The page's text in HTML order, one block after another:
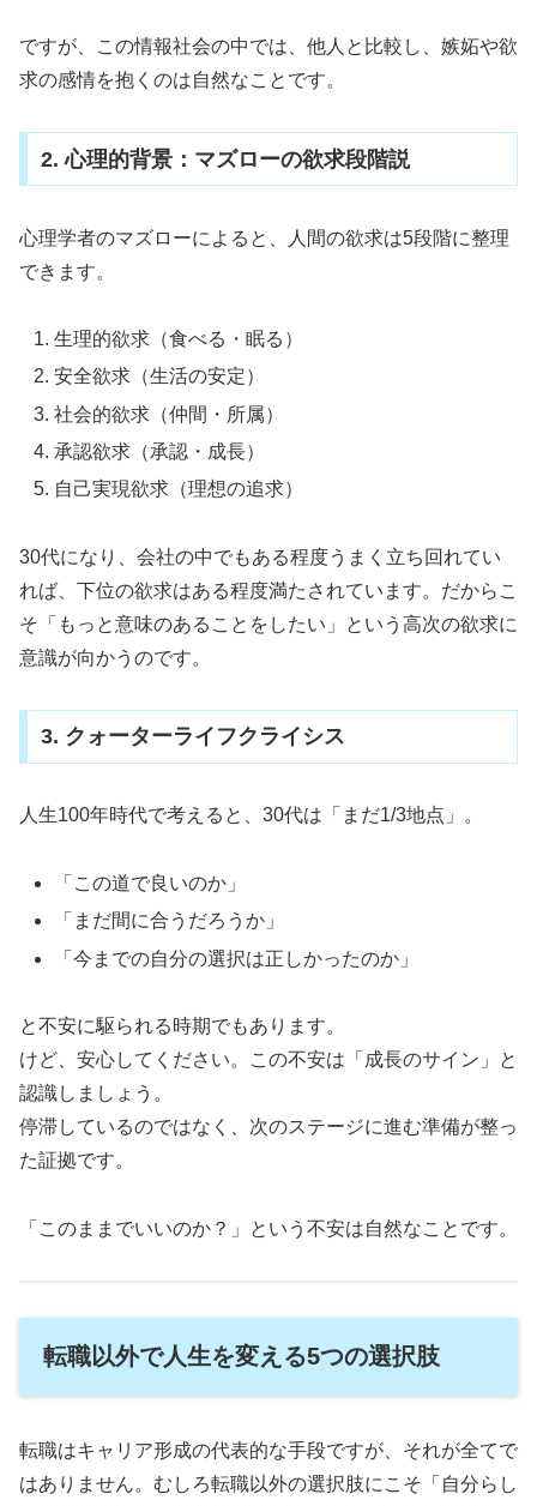
ですが、この情報社会の中では、他人と比較し、嫉妬や欲
求の感情を抱くのは自然なことです。
2. 心理的背景：マズローの欲求段階説
心理学者のマズローによると、人間の欲求は5段階に整理
できます。
生理的欲求（食べる・眠る）
安全欲求（生活の安定）
社会的欲求（仲間・所属）
承認欲求（承認・成長）
自己実現欲求（理想の追求）
30代になり、会社の中でもある程度うまく立ち回れてい
れば、下位の欲求はある程度満たされています。だからこ
そ「もっと意味のあることをしたい」という高次の欲求に
意識が向かうのです。
3. クォーターライフクライシス
人生100年時代で考えると、30代は「まだ1/3地点」。
「この道で良いのか」
「まだ間に合うだろうか」
「今までの自分の選択は正しかったのか」
と不安に駆られる時期でもあります。
けど、安心してください。この不安は「成長のサイン」と
認識しましょう。
停滞しているのではなく、次のステージに進む準備が整っ
た証拠です。
「このままでいいのか？」という不安は自然なことです。
転職以外で人生を変える5つの選択肢
転職はキャリア形成の代表的な手段ですが、それが全てで
はありません。むしろ転職以外の選択肢にこそ「自分らし